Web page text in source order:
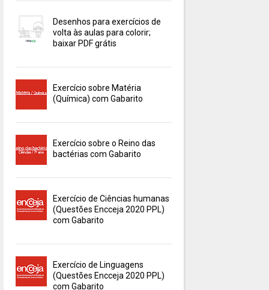
Desenhos para exercícios de
volta às aulas para colorir;
baixar PDF grátis
Exercício sobre Matéria
(Química) com Gabarito
Exercício sobre o Reino das
bactérias com Gabarito
Exercício de Ciências humanas
(Questões Encceja 2020 PPL)
com Gabarito
Exercício de Linguagens
(Questões Encceja 2020 PPL)
com Gabarito